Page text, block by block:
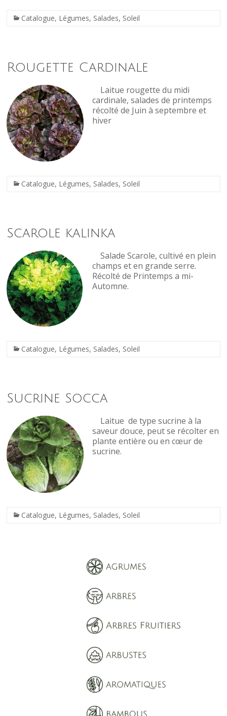
Catalogue, Légumes, Salades, Soleil
Rougette Cardinale
Laitue rougette du midi
cardinale, salades de printemps
récolté de Juin à septembre et
hiver
Catalogue, Légumes, Salades, Soleil
Scarole kalinka
Salade Scarole, cultivé en plein
champs et en grande serre.
Récolté de Printemps a mi-
Automne.
Catalogue, Légumes, Salades, Soleil
Sucrine Socca
Laitue de type sucrine à la
saveur douce, peut se récolter en
plante entière ou en cœur de
sucrine.
Catalogue, Légumes, Salades, Soleil